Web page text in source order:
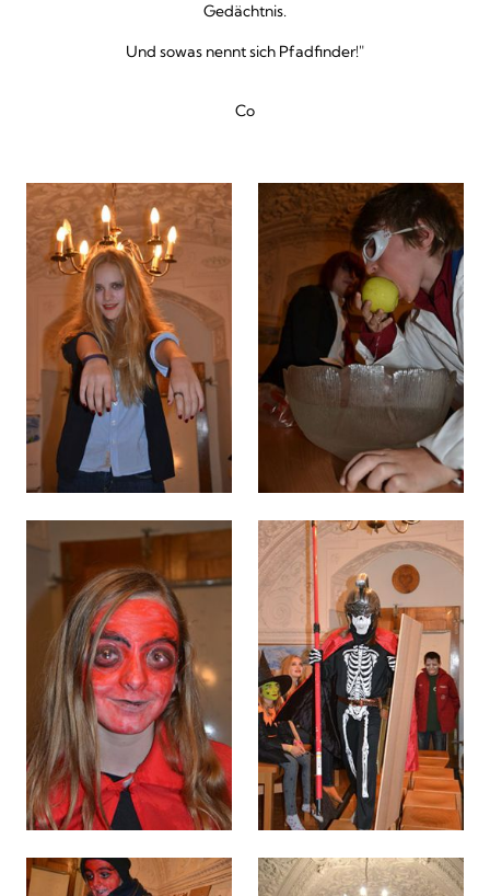
Gedächtnis.
Und sowas nennt sich Pfadfinder!"
Co